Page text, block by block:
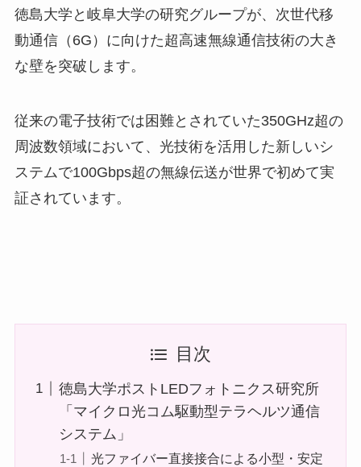
徳島大学と岐阜大学の研究グループが、次世代移
動通信（6G）に向けた超高速無線通信技術の大き
な壁を突破します。
従来の電子技術では困難とされていた350GHz超の
周波数領域において、光技術を活用した新しいシ
ステムで100Gbps超の無線伝送が世界で初めて実
証されています。
目次
徳島大学ポストLEDフォトニクス研究所
「マイクロ光コム駆動型テラヘルツ通信
システム」
光ファイバー直接接合による小型・安定